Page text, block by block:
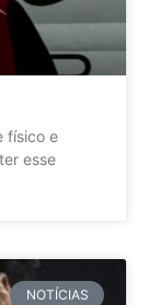
físico e
esse
NOTÍCIAS